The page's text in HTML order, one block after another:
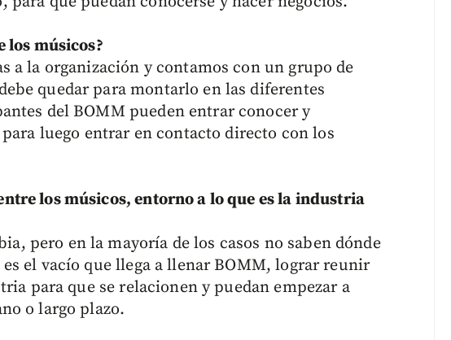
los músicos?
a la organización y contamos con un grupo de
quedar para montarlo en las diferentes
del BOMM pueden entrar conocer y
luego entrar en contacto directo con los
los músicos, entorno a lo que es la industria
pero en la mayoría de los casos no saben dónde
el vacío que llega a llenar BOMM, lograr reunir
para que se relacionen y puedan empezar a
o largo plazo.